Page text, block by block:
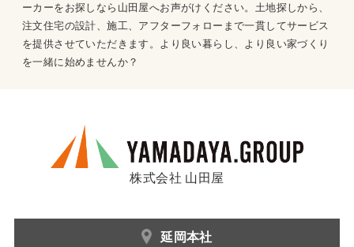
ーカーをお探しなら山田屋へお声がけください。土地探しから、
注文住宅の設計、施工、アフターフォローまで一貫してサービス
を提供させていただきます。より良い暮らし、より良い家づくり
を一緒に始めませんか？
株式会社 山田屋
延岡本社